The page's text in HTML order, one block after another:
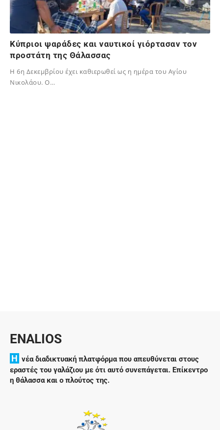
Κύπριοι ψαράδες και ναυτικοί γιόρτασαν τον
προστάτη της Θάλασσας
Η 6η Δεκεμβρίου έχει καθιερωθεί ως η ημέρα του Αγίου
Νικολάου. Ο…
ENALIOS
H νέα διαδικτυακή πλατφόρμα που απευθύνεται στους
εραστές του γαλάζιου με ότι αυτό συνεπάγεται. Επίκεντρο
η θάλασσα και ο πλούτος της.